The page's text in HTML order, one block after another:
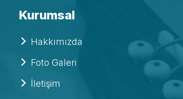
Kurumsal
Hakkımızda
Foto Galeri
İletişim